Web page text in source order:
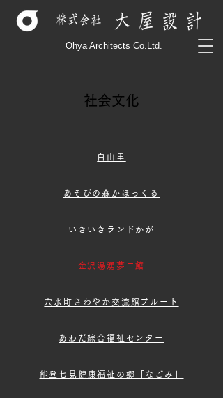
Ohya Architects Co.Ltd.
社会文化
白山里
あそびの森かほっくる
いきいきランドかが
穴水町さわやか交流館プルート
あわだ綜合福祉センター
能登七見健康福祉の郷「なごみ」
金沢湯湧夢二館